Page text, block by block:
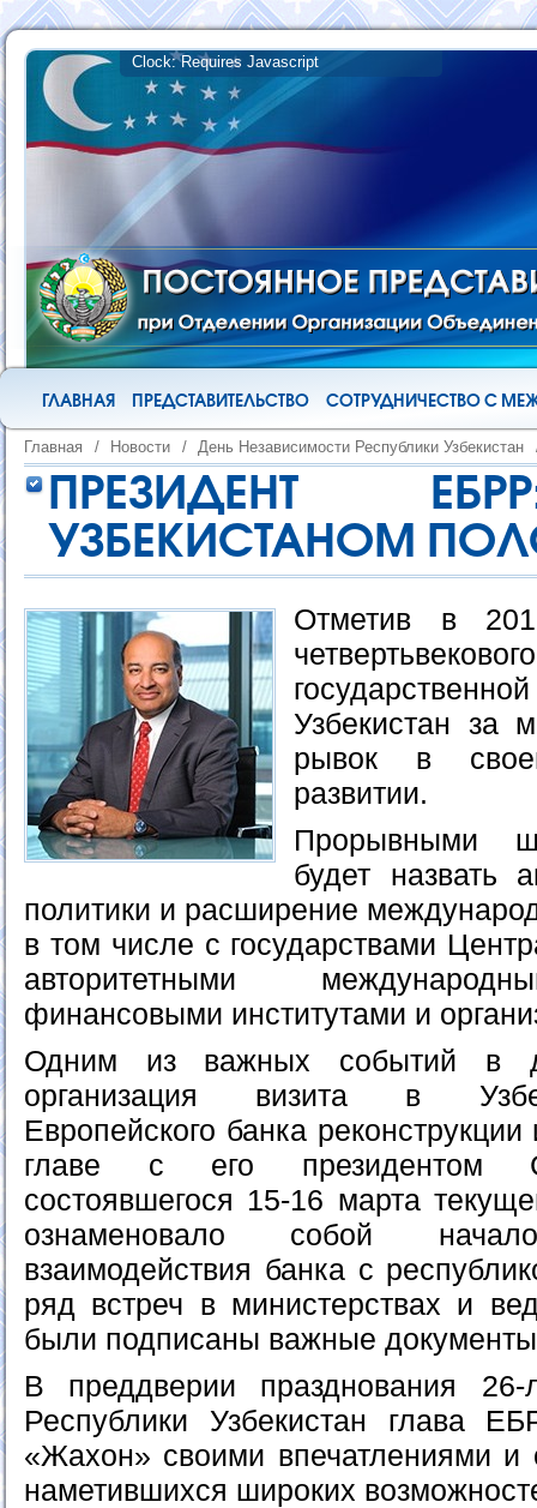
ГЛАВНАЯ ПРЕДСТАВИТЕЛЬСТВО СОТРУДНИЧЕСТВО С
Главная / Новости / День Независимости Республики Узбекистан
ПРЕЗИДЕНТ
УЗБЕКИСТАНОМ
Отметив в
Узбекистан за
рывок в
развитии.
Прорывными
будет назвать
политики и расширение
в том числе с государствами
авторитетными
финансовыми институтами и
Одним из важных событий в
организация визита в
Европейского банка
главе с его президентом
состоявшегося 15-16 марта
ознаменовало собой
взаимодействия банка с
ряд встреч в министерствах и
были подписаны важные
В преддверии празднования 26-
Республики Узбекистан глава
«Жахон» своими впечатлениями и
наметившихся широких